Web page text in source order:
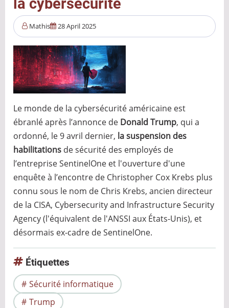
la cybersécurité
Mathis 28 April 2025
Le monde de la cybersécurité américaine est
ébranlé après l’annonce de Donald Trump, qui a
ordonné, le 9 avril dernier, la suspension des
habilitations de sécurité des employés de
l’entreprise SentinelOne et l'ouverture d'une
enquête à l’encontre de Christopher Cox Krebs plus
connu sous le nom de Chris Krebs, ancien directeur
de la CISA, Cybersecurity and Infrastructure Security
Agency (l'équivalent de l'ANSSI aux États-Unis), et
désormais ex-cadre de SentinelOne.
Étiquettes
Sécurité informatique
Trump